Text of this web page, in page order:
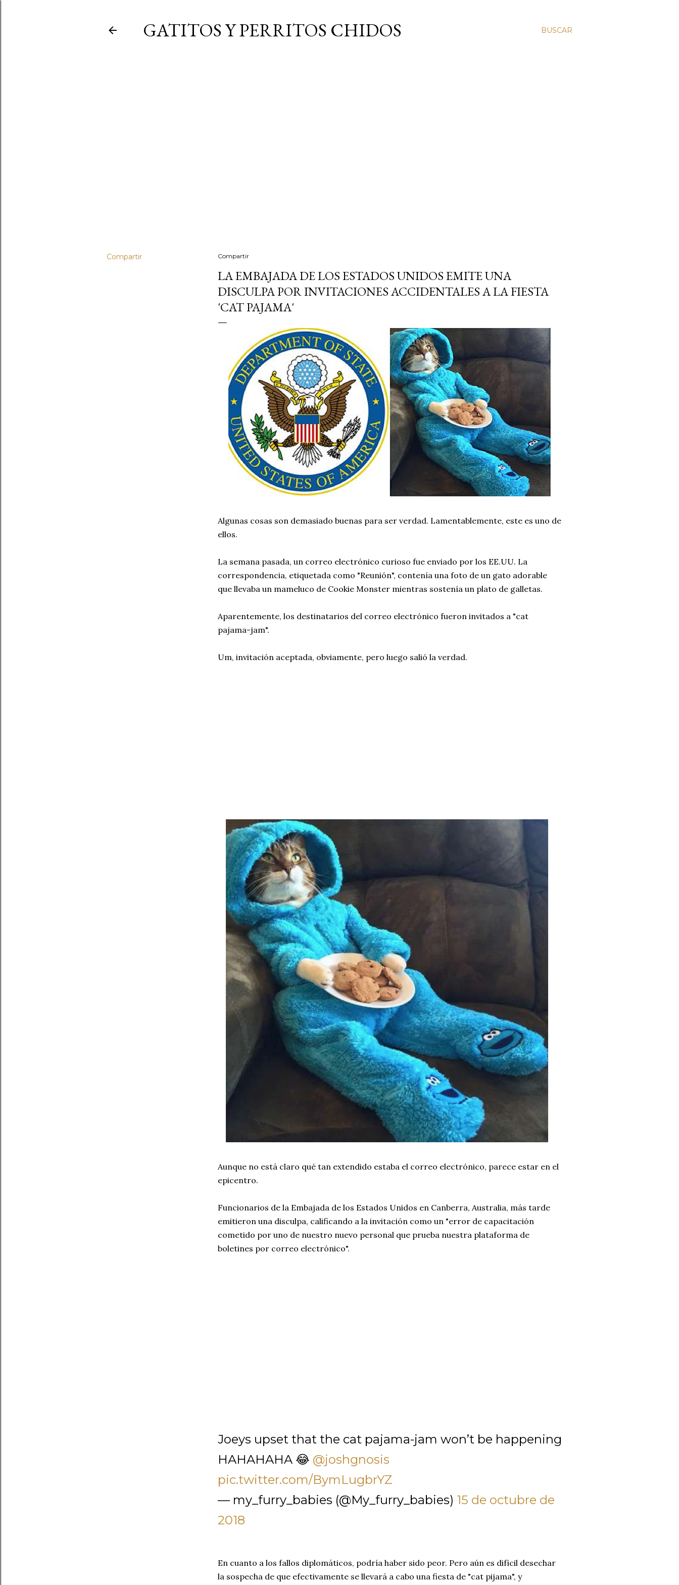
BUSCAR
GATITOS Y PERRITOS CHIDOS
Compartir Compartir
LA EMBAJADA DE LOS ESTADOS UNIDOS EMITE UNA
DISCULPA POR INVITACIONES ACCIDENTALES A LA FIESTA
'CAT PAJAMA'
Algunas cosas son demasiado buenas para ser verdad. Lamentablemente, este es uno de
ellos.
La semana pasada, un correo electrónico curioso fue enviado por los EE.UU. La
correspondencia, etiquetada como "Reunión", contenía una foto de un gato adorable
que llevaba un mameluco de Cookie Monster mientras sostenía un plato de galletas.
Aparentemente, los destinatarios del correo electrónico fueron invitados a "cat
pajama-jam".
Um, invitación aceptada, obviamente, pero luego salió la verdad.
Aunque no está claro qué tan extendido estaba el correo electrónico, parece estar en el
epicentro.
Funcionarios de la Embajada de los Estados Unidos en Canberra, Australia, más tarde
emitieron una disculpa, calificando a la invitación como un "error de capacitación
cometido por uno de nuestro nuevo personal que prueba nuestra plataforma de
boletines por correo electrónico".
Joeys upset that the cat pajama-jam won’t be happening
HAHAHAHA 😂 @joshgnosis
pic.twitter.com/BymLugbrYZ
— my_furry_babies (@My_furry_babies) 15 de octubre de
2018
En cuanto a los fallos diplomáticos, podría haber sido peor. Pero aún es difícil desechar
la sospecha de que efectivamente se llevará a cabo una fiesta de "cat pijama", y